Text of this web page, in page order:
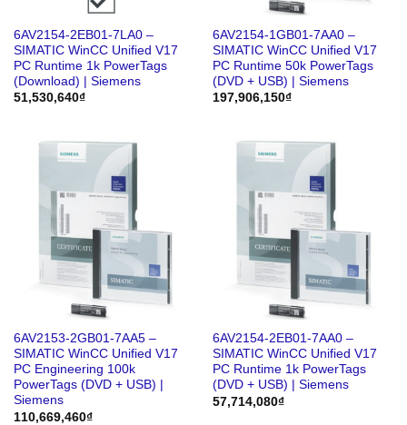
6AV2154-2EB01-7LA0 –
SIMATIC WinCC Unified V17
PC Runtime 1k PowerTags
(Download) | Siemens
51,530,640₫
6AV2154-1GB01-7AA0 –
SIMATIC WinCC Unified V17
PC Runtime 50k PowerTags
(DVD + USB) | Siemens
197,906,150₫
6AV2153-2GB01-7AA5 –
SIMATIC WinCC Unified V17
PC Engineering 100k
PowerTags (DVD + USB) |
Siemens
110,669,460₫
6AV2154-2EB01-7AA0 –
SIMATIC WinCC Unified V17
PC Runtime 1k PowerTags
(DVD + USB) | Siemens
57,714,080₫